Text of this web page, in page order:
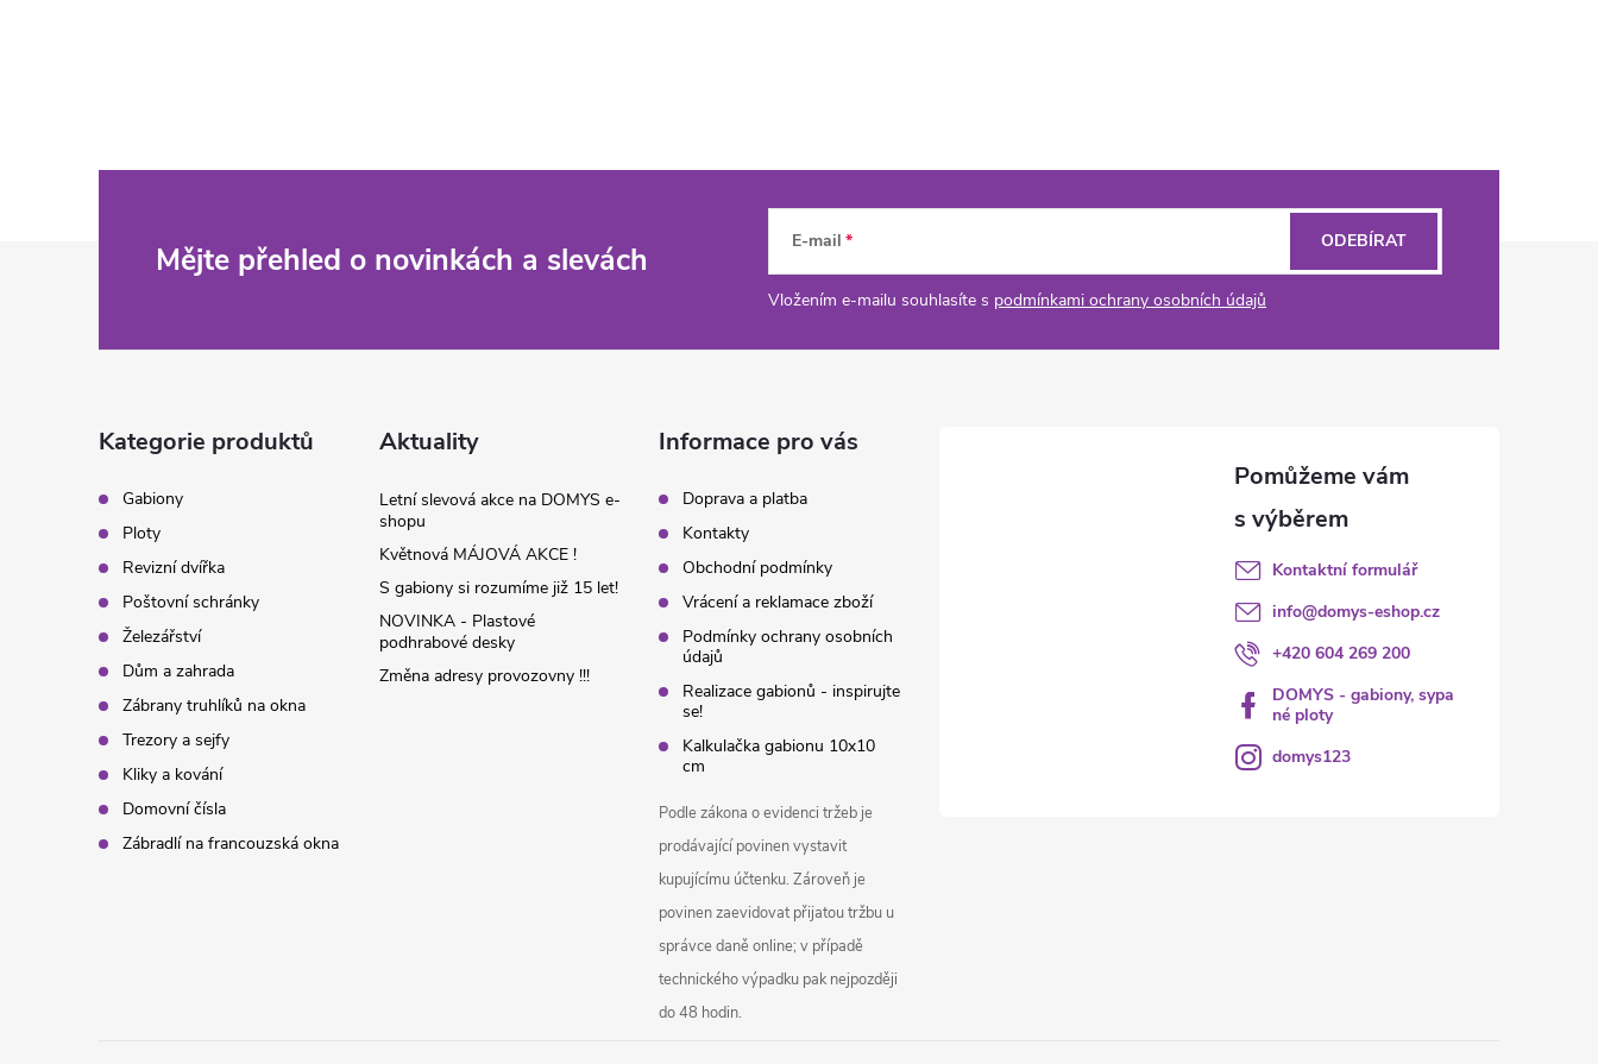
Mějte přehled o novinkách a slevách E-mail
Vložením e-mailu souhlasíte s podmínkami ochrany osobních údajů
ODEBÍRAT
Kategorie produktů
Gabiony
Ploty
Revizní dvířka
Poštovní schránky
Železářství
Dům a zahrada
Zábrany truhlíků na okna
Trezory a sejfy
Kliky a kování
Domovní čísla
Zábradlí na francouzská okna
Aktuality
Letní slevová akce na DOMYS e-
shopu
Květnová MÁJOVÁ AKCE !
S gabiony si rozumíme již 15 let!
NOVINKA - Plastové
podhrabové desky
Změna adresy provozovny !!!
Informace pro vás
Doprava a platba
Kontakty
Obchodní podmínky
Vrácení a reklamace zboží
Podmínky ochrany osobních
údajů
Realizace gabionů - inspirujte
se!
Kalkulačka gabionu 10x10
cm
Podle zákona o evidenci tržeb je
prodávající povinen vystavit
kupujícímu účtenku. Zároveň je
povinen zaevidovat přijatou tržbu u
správce daně online; v případě
technického výpadku pak nejpozději
do 48 hodin.
Kontaktní formulář
info@domys-eshop.cz
+420 604 269 200
DOMYS - gabiony, sypa
né ploty
domys123